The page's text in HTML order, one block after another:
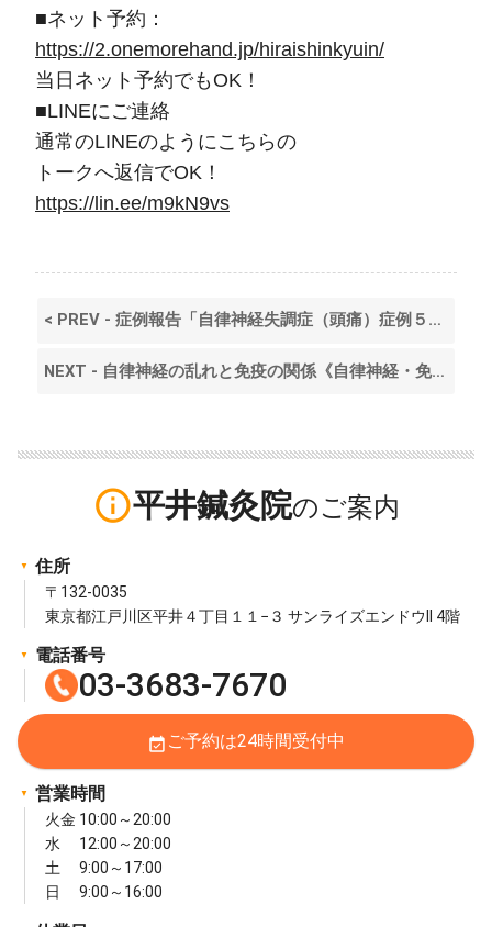
■ネット予約：
https://2.onemorehand.jp/hiraishinkyuin/
当日ネット予約でもOK！
■LINEにご連絡
通常のLINEのようにこちらの
トークへ返信でOK！
https://lin.ee/m9kN9vs
< PREV - 症例報告「自律神経失調症（頭痛）症例５」 ‐東京・江戸川区・平井‐
NEXT - 自律神経の乱れと免疫の関係《自律神経・免疫・倦怠感》 >
info_outline平井鍼灸院
住所
〒132-0035
東京都江戸川区平井４丁目１１−３ サンライズエンドウII 4階
電話番号
03-3683-7670
event_available ご予約は24時間受付中
営業時間
火金 10:00～20:00
水 12:00～20:00
土 9:00～17:00
日 9:00～16:00